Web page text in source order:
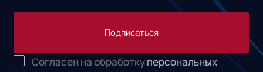
Подписаться
Согласен на обработкуперсональных